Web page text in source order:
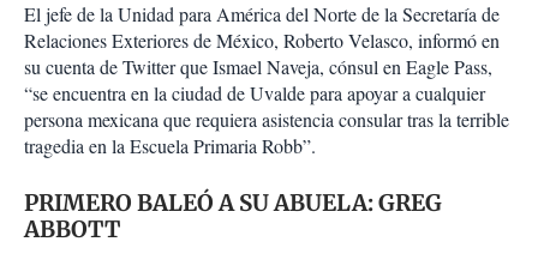
El jefe de la Unidad para América del Norte de la Se­cretaría de
Relaciones Ex­teriores de México, Roberto Velasco, informó en
su cuen­ta de Twitter que Ismael Na­veja, cónsul en Eagle Pass,
“se encuentra en la ciudad de Uvalde para apoyar a cual­quier
persona mexicana que requiera asistencia consular tras la terrible
tragedia en la Escuela Primaria Robb”.
PRIMERO BALEÓ A SU ABUELA: GREG
ABBOTT